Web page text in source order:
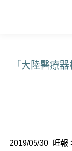
「大陸醫療
2019/05/30 旺報